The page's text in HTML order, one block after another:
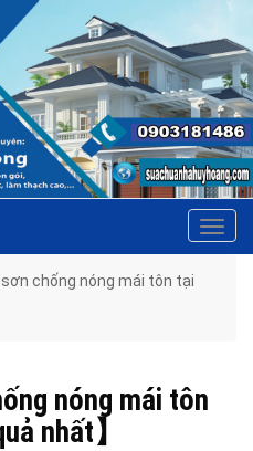
chống nóng mái tôn tại
nóng mái tôn
nhất】